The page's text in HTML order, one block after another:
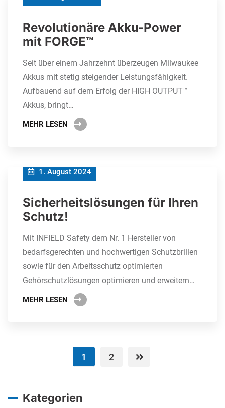
Revolutionäre Akku-Power
mit FORGE™
Seit über einem Jahrzehnt überzeugen Milwaukee
Akkus mit stetig steigender Leistungsfähigkeit.
Aufbauend auf dem Erfolg der HIGH OUTPUT™
Akkus, bringt…
MEHR LESEN
1. August 2024
Sicherheitslösungen für Ihren
Schutz!
Mit INFIELD Safety dem Nr. 1 Hersteller von
bedarfsgerechten und hochwertigen Schutzbrillen
sowie für den Arbeitsschutz optimierten
Gehörschutzlösungen optimieren und erweitern…
MEHR LESEN
1 2
Kategorien